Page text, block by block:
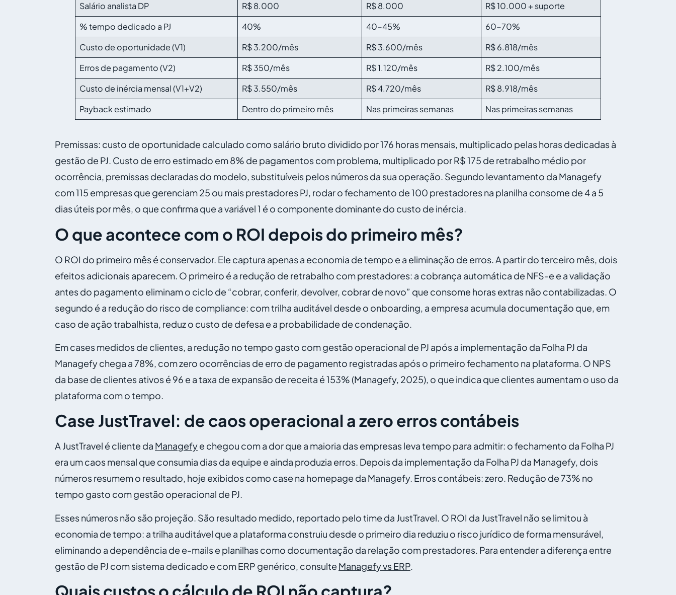
Salário analista DP R$ 8.000 R$ 8.000
R$ 10.000 + suporte
% tempo dedicado a PJ
40% 40-45%
60-70%
Custo de oportunidade (V1)
R$ 3.200/mês R$ 3.600/mês
R$ 6.818/mês
Erros de pagamento (V2)
R$ 350/mês R$ 1.120/mês
R$ 2.100/mês
Custo de inércia mensal (V1+V2)
R$ 3.550/mês R$ 4.720/mês
R$ 8.918/mês
Payback estimado
Dentro do primeiro mês Nas primeiras semanas Nas primeiras semanas
Premissas: custo de oportunidade calculado como salário bruto dividido por 176 horas mensais, multiplicado pelas horas dedicadas à
gestão de PJ. Custo de erro estimado em 8% de pagamentos com problema, multiplicado por R$ 175 de retrabalho médio por
ocorrência, premissas declaradas do modelo, substituíveis pelos números da sua operação. Segundo levantamento da Managefy
com 115 empresas que gerenciam 25 ou mais prestadores PJ, rodar o fechamento de 100 prestadores na planilha consome de 4 a 5
dias úteis por mês, o que confirma que a variável 1 é o componente dominante do custo de inércia.
O que acontece com o ROI depois do primeiro mês?
O ROI do primeiro mês é conservador. Ele captura apenas a economia de tempo e a eliminação de erros. A partir do terceiro mês, dois
efeitos adicionais aparecem. O primeiro é a redução de retrabalho com prestadores: a cobrança automática de NFS-e e a validação
antes do pagamento eliminam o ciclo de “cobrar, conferir, devolver, cobrar de novo” que consome horas extras não contabilizadas. O
segundo é a redução do risco de compliance: com trilha auditável desde o onboarding, a empresa acumula documentação que, em
caso de ação trabalhista, reduz o custo de defesa e a probabilidade de condenação.
Em cases medidos de clientes, a redução no tempo gasto com gestão operacional de PJ após a implementação da Folha PJ da
Managefy chega a 78%, com zero ocorrências de erro de pagamento registradas após o primeiro fechamento na plataforma. O NPS
da base de clientes ativos é 96 e a taxa de expansão de receita é 153% (Managefy, 2025), o que indica que clientes aumentam o uso da
plataforma com o tempo.
Case JustTravel: de caos operacional a zero erros contábeis
A JustTravel é cliente da Managefye chegou com a dor que a maioria das empresas leva tempo para admitir: o fechamento da Folha PJ
era um caos mensal que consumia dias da equipe e ainda produzia erros. Depois da implementação da Folha PJ da Managefy, dois
números resumem o resultado, hoje exibidos como case na homepage da Managefy. Erros contábeis: zero. Redução de 73% no
tempo gasto com gestão operacional de PJ.
Esses números não são projeção. São resultado medido, reportado pelo time da JustTravel. O ROI da JustTravel não se limitou à
economia de tempo: a trilha auditável que a plataforma construiu desde o primeiro dia reduziu o risco jurídico de forma mensurável,
eliminando a dependência de e-mails e planilhas como documentação da relação com prestadores. Para entender a diferença entre
gestão de PJ com sistema dedicado e com ERP genérico, consulte Managefy vs ERP.